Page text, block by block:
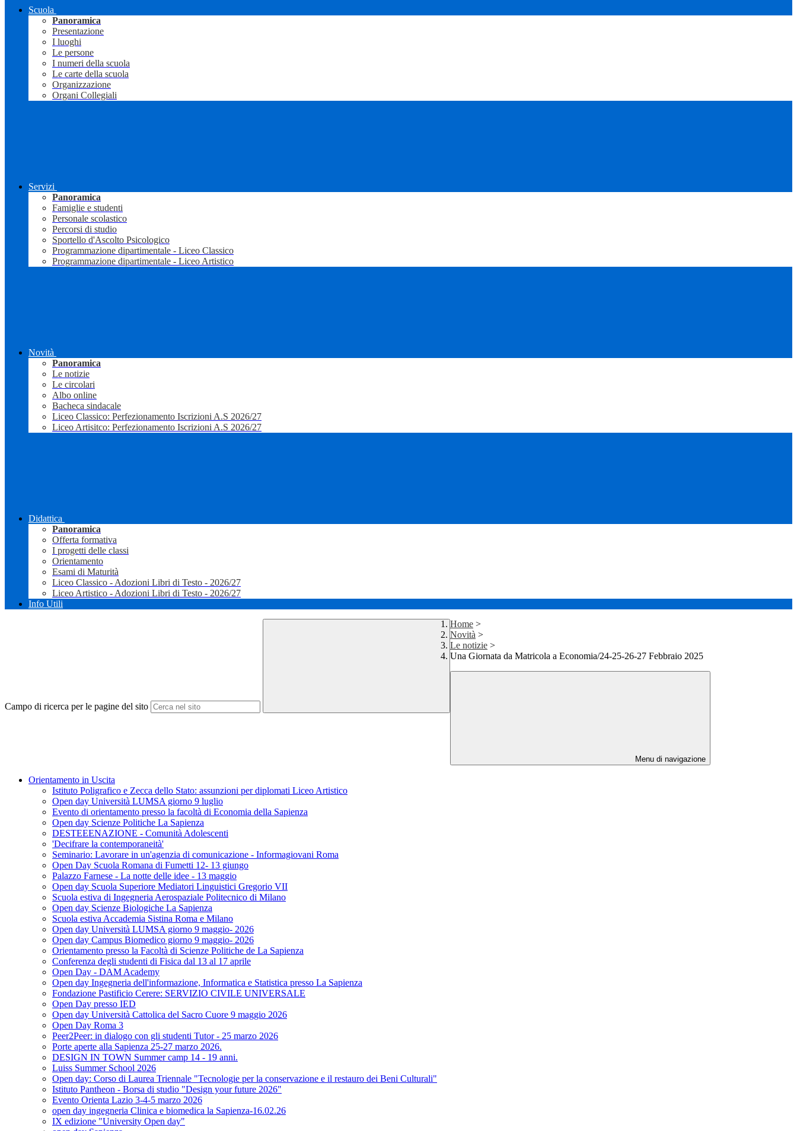
Scuola
Panoramica
Presentazione
I luoghi
Le persone
I numeri della scuola
Le carte della scuola
Organizzazione
Organi Collegiali
Servizi
Panoramica
Famiglie e studenti
Personale scolastico
Percorsi di studio
Sportello d'Ascolto Psicologico
Programmazione dipartimentale - Liceo Classico
Programmazione dipartimentale - Liceo Artistico
Novità
Panoramica
Le notizie
Le circolari
Albo online
Bacheca sindacale
Liceo Classico: Perfezionamento Iscrizioni A.S 2026/27
Liceo Artisitco: Perfezionamento Iscrizioni A.S 2026/27
Didattica
Panoramica
Offerta formativa
I progetti delle classi
Orientamento
Esami di Maturità
Liceo Classico - Adozioni Libri di Testo - 2026/27
Liceo Artistico - Adozioni Libri di Testo - 2026/27
Info Utili
Campo di ricerca per le pagine del sito
Home >
Novità >
Le notizie >
Una Giornata da Matricola a Economia/24-25-26-27 Febbraio 2025
Menu di navigazione
Orientamento in Uscita
Istituto Poligrafico e Zecca dello Stato: assunzioni per diplomati Liceo Artistico
Open day Università LUMSA giorno 9 luglio
Evento di orientamento presso la facoltà di Economia della Sapienza
Open day Scienze Politiche La Sapienza
DESTEEENAZIONE - Comunità Adolescenti
'Decifrare la contemporaneità'
Seminario: Lavorare in un'agenzia di comunicazione - Informagiovani Roma
Open Day Scuola Romana di Fumetti 12- 13 giungo
Palazzo Farnese - La notte delle idee - 13 maggio
Open day Scuola Superiore Mediatori Linguistici Gregorio VII
Scuola estiva di Ingegneria Aerospaziale Politecnico di Milano
Open day Scienze Biologiche La Sapienza
Scuola estiva Accademia Sistina Roma e Milano
Open day Università LUMSA giorno 9 maggio- 2026
Open day Campus Biomedico giorno 9 maggio- 2026
Orientamento presso la Facoltà di Scienze Politiche de La Sapienza
Conferenza degli studenti di Fisica dal 13 al 17 aprile
Open Day - DAM Academy
Open day Ingegneria dell'informazione, Informatica e Statistica presso La Sapienza
Fondazione Pastificio Cerere: SERVIZIO CIVILE UNIVERSALE
Open Day presso IED
Open day Università Cattolica del Sacro Cuore 9 maggio 2026
Open Day Roma 3
Peer2Peer: in dialogo con gli studenti Tutor - 25 marzo 2026
Porte aperte alla Sapienza 25-27 marzo 2026.
DESIGN IN TOWN Summer camp 14 - 19 anni.
Luiss Summer School 2026
Open day: Corso di Laurea Triennale "Tecnologie per la conservazione e il restauro dei Beni Culturali"
Istituto Pantheon - Borsa di studio "Design your future 2026"
Evento Orienta Lazio 3-4-5 marzo 2026
open day ingegneria Clinica e biomedica la Sapienza-16.02.26
IX edizione "University Open day"